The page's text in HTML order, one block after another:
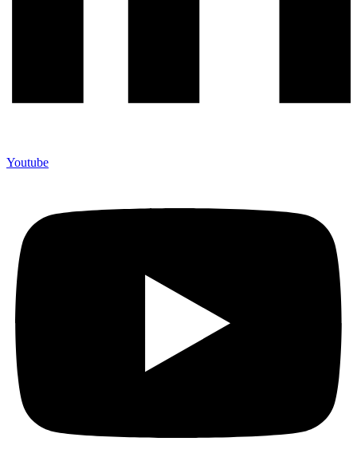
Youtube